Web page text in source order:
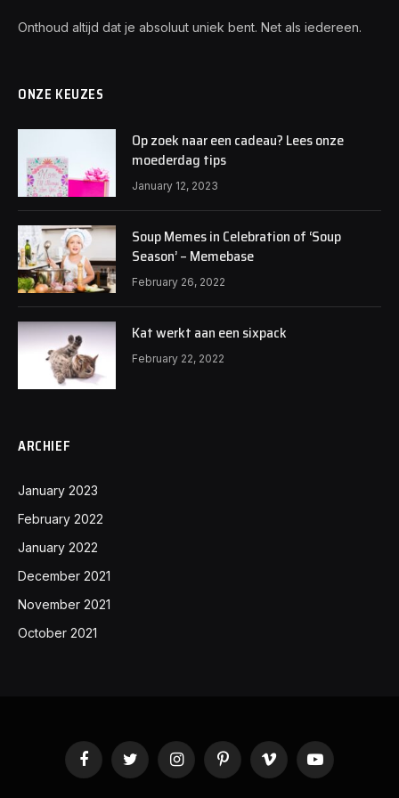
Onthoud altijd dat je absoluut uniek bent. Net als iedereen.
ONZE KEUZES
Op zoek naar een cadeau? Lees onze
moederdag tips
January 12, 2023
Soup Memes in Celebration of ‘Soup
Season’ – Memebase
February 26, 2022
Kat werkt aan een sixpack
February 22, 2022
ARCHIEF
January 2023
February 2022
January 2022
December 2021
November 2021
October 2021
FacebookTwitter InstagramPinterestVimeo YouTube